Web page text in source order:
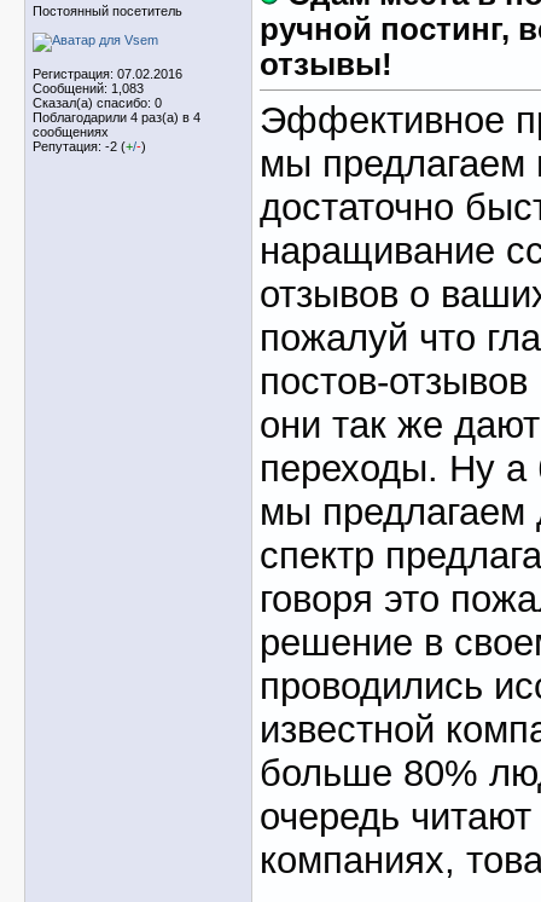
Постоянный посетитель
Регистрация: 07.02.2016
Сообщений: 1,083
Сказал(а) спасибо: 0
Поблагодарили 4 раз(а) в 4
сообщениях
Репутация: -2 (+/-)
ручной постинг,
отзывы!
Эффективное
мы предлагаем
достаточно
наращивание
отзывов о
пожалуй что
постов-
они так же
переходы. Ну а
мы предлагаем
спектр
говоря это
решение в
проводились
известной
больше 80%
очередь
компаниях,